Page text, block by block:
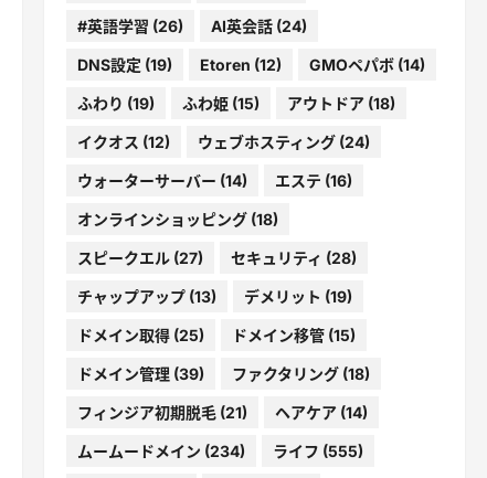
#英語学習 (26) AI英会話(24)
DNS設定 (19) Etoren (12) GMOペパボ(14)
ふわり (19) ふわ姫(15) アウトドア(18)
イクオス (12) ウェブホスティング(24)
ウォーターサーバー (14) エステ (16)
オンラインショッピング(18)
スピークエル(27) セキュリティ (28)
チャップアップ(13) デメリット (19)
ドメイン取得(25) ドメイン移管(15)
ドメイン管理(39) ファクタリング(18)
フィンジア初期脱毛(21) ヘアケア(14)
ムームードメイン (234) ライフ (555)